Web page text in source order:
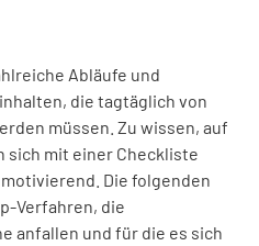
Abläufe und
die tagtäglich von
müssen. Zu wissen, auf
sich mit einer Checkliste
Die folgenden
Verfahren, die
anfallen und für die es sich